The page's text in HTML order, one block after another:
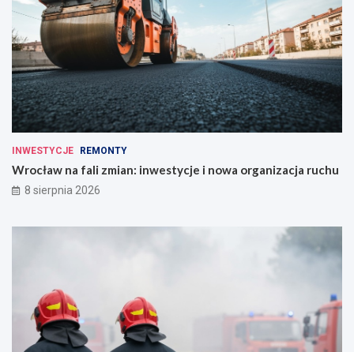
INWESTYCJE REMONTY
Wrocław na fali zmian: inwestycje i nowa organizacja ruchu
8 sierpnia 2026